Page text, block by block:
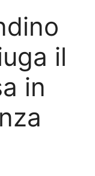
il
in